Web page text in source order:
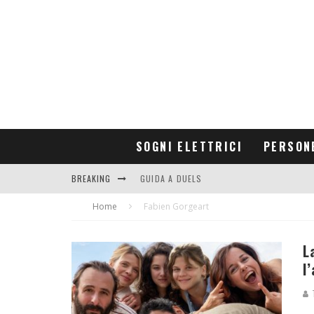
SOGNI ELETTRICI
BREAKING GUIDA A DUELS
CONTRIBUTORS
Home Fabien Gorgeart